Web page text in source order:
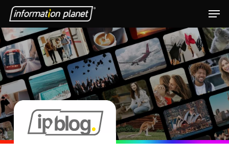
Skip
main
content
Close
Menu